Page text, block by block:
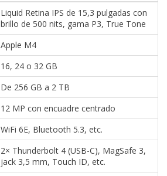
Liquid Retina IPS de 15,3 pulgadas con
brillo de 500 nits, gama P3, True Tone
Apple M4
16, 24 o 32 GB
De 256 GB a 2 TB
12 MP con encuadre centrado
WiFi 6E, Bluetooth 5.3, etc.
2× Thunderbolt 4 (USB-C), MagSafe 3,
jack 3,5 mm, Touch ID, etc.